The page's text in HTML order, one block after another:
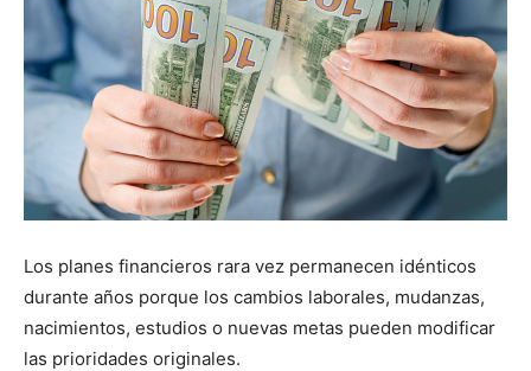
Los planes financieros rara vez permanecen idénticos
durante años porque los cambios laborales, mudanzas,
nacimientos, estudios o nuevas metas pueden modificar
las prioridades originales.